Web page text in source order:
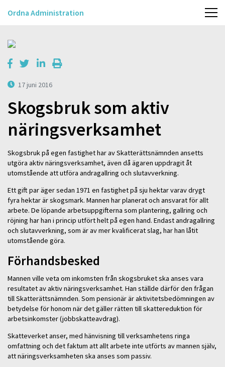
Ordna Administration
17 juni 2016
Skogsbruk som aktiv
näringsverksamhet
Skogsbruk på egen fastighet har av Skatterättsnämnden ansetts
utgöra aktiv näringsverksamhet, även då ägaren uppdragit åt
utomstående att utföra andragallring och slutavverkning.
Ett gift par äger sedan 1971 en fastighet på sju hektar varav drygt
fyra hektar är skogsmark. Mannen har planerat och ansvarat för allt
arbete. De löpande arbetsuppgifterna som plantering, gallring och
röjning har han i princip utfört helt på egen hand. Endast andragallring
och slutavverkning, som är av mer kvalificerat slag, har han låtit
utomstående göra.
Förhandsbesked
Mannen ville veta om inkomsten från skogsbruket ska anses vara
resultatet av aktiv näringsverksamhet. Han ställde därför den frågan
till Skatterättsnämnden. Som pensionär är aktivitetsbedömningen av
betydelse för honom när det gäller rätten till skattereduktion för
arbetsinkomster (jobbskatteavdrag).
Skatteverket anser, med hänvisning till verksamhetens ringa
omfattning och det faktum att allt arbete inte utförts av mannen själv,
att näringsverksamheten ska anses som passiv.